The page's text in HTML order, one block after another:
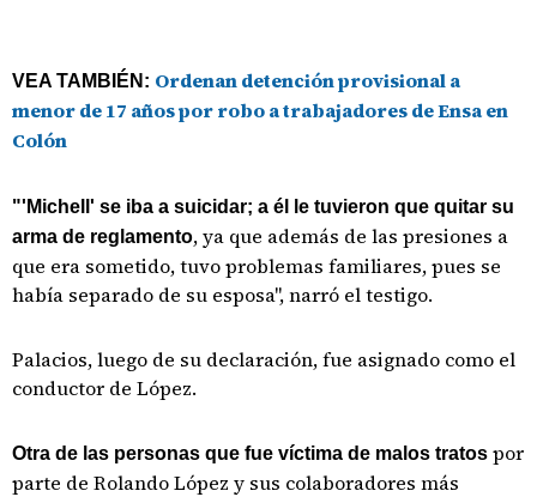
VEA TAMBIÉN: Ordenan detención provisional a
menor de 17 años por robo a trabajadores de Ensa en
Colón
"'Michell' se iba a suicidar; a él le tuvieron que quitar su
arma de reglamento, ya que además de las presiones a
que era sometido, tuvo problemas familiares, pues se
había separado de su esposa", narró el testigo.
Palacios, luego de su declaración, fue asignado como el
conductor de López.
Otra de las personas que fue víctima de malos tratos por
parte de Rolando López y sus colaboradores más